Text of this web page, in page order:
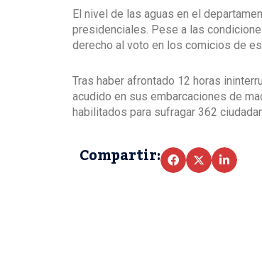
El nivel de las aguas en el
presidenciales. Pese a las
derecho al voto en los comicios de
Tras haber afrontado 12 horas
acudido en sus embarcaciones de
habilitados para sufragar 362
Compartir: